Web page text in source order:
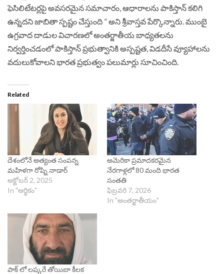
ఫెసిలిటేటర్లపై అవసరమైన సమాచారం, ఆధారాలను పాకిస్తాన్ కలిగి
ఉన్నదని జాబితా స్పష్టం చేస్తుంది ” అని శ్రీవాస్తవ పేర్కొన్నారు. ముంబై
ఉగ్రవాద దాడుల విచారణలో అంతర్జాతీయ బాధ్యతలను
నిర్వర్తించడంలో పాకిస్తాన్ ప్రభుత్వానికి అస్పష్టత, విడదీసే వ్యూహాలను
వదులుకోవాలని భారత ప్రభుత్వం పలుమార్లు సూచించింది.
Related
దేశంలోనే అత్యంత సంపన్న
మహిళగా రోష్ని నాడార్‌
అక్టోబర్ 2, 2025
In "ఆర్థికం"
అమెరికా ప్రమాదకరమైన
నేరగాళ్లలో 80 మంది భారత
సంతతి
ఫిబ్రవరి 7, 2026
In "అంతర్జాతీయం"
పాక్ లో లష్కరే తోయిబా కీలక